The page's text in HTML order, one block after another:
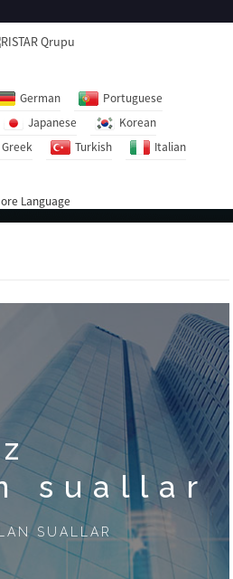
German
Portuguese
Japanese
Korean
Greek Turkish
Italian
Language
suallar
SUALLAR